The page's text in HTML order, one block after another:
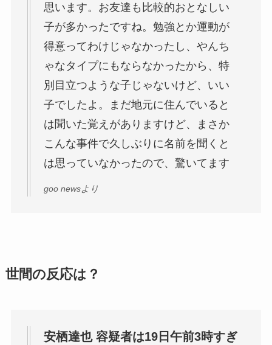
思います。お友達も比較的おとなしい
子が多かったですね。勉強とか運動が
得意ってわけじゃなかったし、やんち
ゃなタイプにもならなかったから、特
別目立つような子じゃないけど、いい
子でしたよ。まだ地元に住んでいると
は聞いた覚えがありますけど、まさか
こんな事件で久しぶりに名前を聞くと
は思っていなかったので、驚いてます
goo newsより
世間の反応は？
安栖達也 容疑者は19日午前3時すぎ